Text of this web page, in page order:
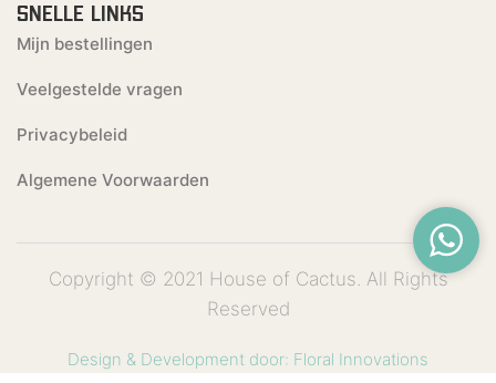
SNELLE LINKS
Mijn bestellingen
Veelgestelde vragen
Privacybeleid
Algemene Voorwaarden
Copyright © 2021 House of Cactus. All Rights
Reserved
Design & Development door: Floral Innovations